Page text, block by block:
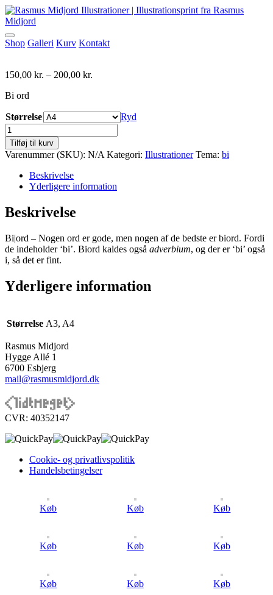
Shop Galleri Kurv Kontakt
150,00 kr. – 200,00 kr.
Bi ord
Størrelse
Ryd
Biord
antal
Tilføj til kurv
Varenummer (SKU): N/A Kategori: Illustrationer Tema: bi
Beskrivelse
Yderligere information
Beskrivelse
Bi|ord – Nogen ord er gode, men nogen af de bedste er biord. Fordi
de indeholder ‘bi’. Biord kaldes også adverbium, og der er ‘bi’ også
i, så det er fint.
Yderligere information
Størrelse A3, A4
Rasmus Midjord
Hygge Allé 1
6700 Esbjerg
mail@rasmusmidjord.dk
CVR: 40352147
Cookie- og privatlivspolitik
Handelsbetingelser
Køb Køb Køb
Køb Køb Køb
Køb Køb Køb